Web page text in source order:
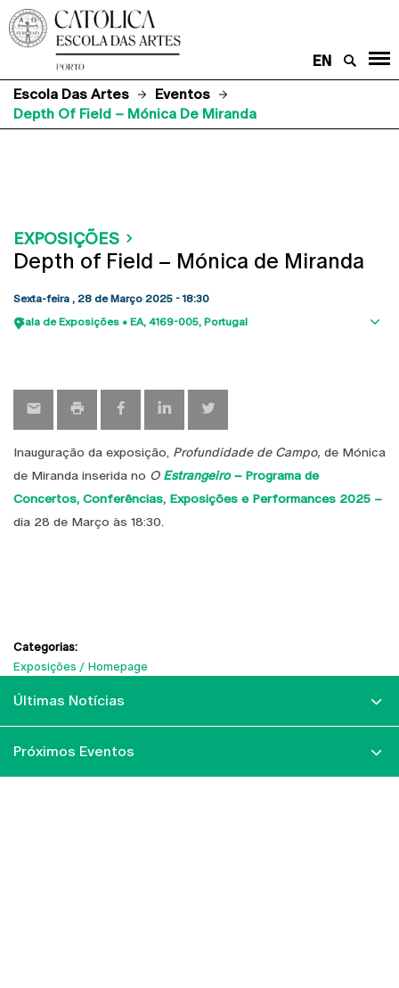
EN
Escola Das Artes
Eventos
Depth Of Field – Mónica De Miranda
EXPOSIÇÕES
Depth of Field – Mónica de Miranda
Sexta-feira , 28 de Março 2025 - 18:30
Sala de Exposições • EA 4169-005 Portugal
Inauguração da exposição, Profundidade de Campo, de Mónica
de Miranda inserida no O Estrangeiro – Programa de
Concertos, Conferências, Exposições e Performances 2025 –
dia 28 de Março às 18:30.
Categorias:
Exposições
Homepage
Últimas Notícias
Próximos Eventos